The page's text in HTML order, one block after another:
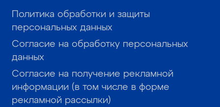
Политика обработки и защиты
персональных данных
Согласие на обработку персональных
данных
Согласие на получение рекламной
информации (в том числе в форме
рекламной рассылки)